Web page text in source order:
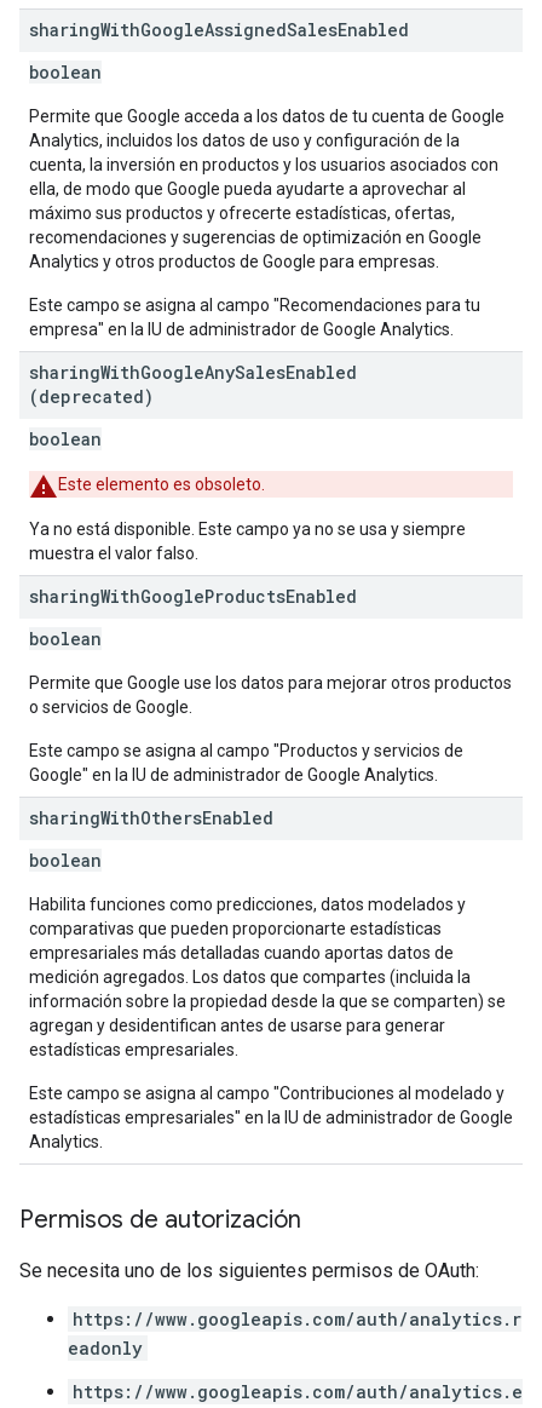
sharingWithGoogleAssignedSalesEnabled
boolean
Permite que Google acceda a los datos de tu cuenta de Google
Analytics, incluidos los datos de uso y configuración de la
cuenta, la inversión en productos y los usuarios asociados con
ella, de modo que Google pueda ayudarte a aprovechar al
máximo sus productos y ofrecerte estadísticas, ofertas,
recomendaciones y sugerencias de optimización en Google
Analytics y otros productos de Google para empresas.
Este campo se asigna al campo "Recomendaciones para tu
empresa" en la IU de administrador de Google Analytics.
sharingWithGoogleAnySalesEnabled
(deprecated)
boolean
Este elemento es obsoleto.
Ya no está disponible. Este campo ya no se usa y siempre
muestra el valor falso.
sharingWithGoogleProductsEnabled
boolean
Permite que Google use los datos para mejorar otros productos
o servicios de Google.
Este campo se asigna al campo "Productos y servicios de
Google" en la IU de administrador de Google Analytics.
sharingWithOthersEnabled
boolean
Habilita funciones como predicciones, datos modelados y
comparativas que pueden proporcionarte estadísticas
empresariales más detalladas cuando aportas datos de
medición agregados. Los datos que compartes (incluida la
información sobre la propiedad desde la que se comparten) se
agregan y desidentifican antes de usarse para generar
estadísticas empresariales.
Este campo se asigna al campo "Contribuciones al modelado y
estadísticas empresariales" en la IU de administrador de Google
Analytics.
Permisos de autorización
Se necesita uno de los siguientes permisos de OAuth:
https://www.googleapis.com/auth/analytics.r
eadonly
https://www.googleapis.com/auth/analytics.e